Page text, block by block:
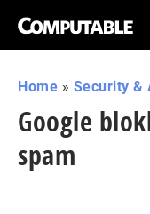
Home » Security &
Google
spam